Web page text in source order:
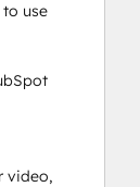
use
video,